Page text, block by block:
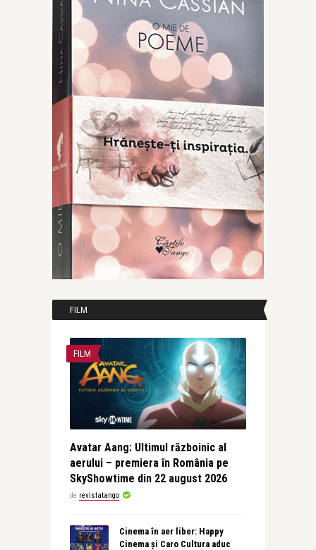
FILM
FILM
Avatar Aang: Ultimul războinic al
aerului – premiera în România pe
SkyShowtime din 22 august 2026
de revistatango
Cinema în aer liber: Happy
Cinema și Caro Cultura aduc